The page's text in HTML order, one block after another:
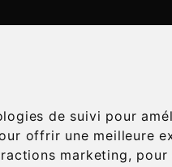
de suivi pour
offrir une meilleure
marketing, pour